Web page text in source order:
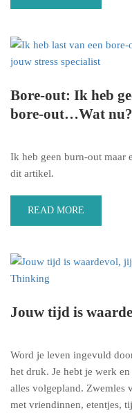
Bore-out: Ik heb
bore-out…Wat nu?
Ik heb geen burn-out maar
dit artikel.
READ MORE
Jouw tijd is
Word je leven ingevuld
het druk. Je hebt je werk
alles volgepland. Zwemles
met vriendinnen, etentjes,